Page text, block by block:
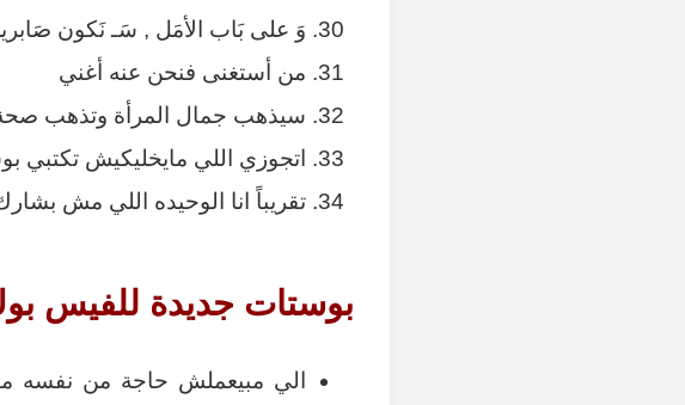
‏وَ على بَاب الأمَل , سَـ نَكون
من أستغنى فنحن عنه أغني
سيذهب جمال المرأة وتذهب صحة
اتجوزي اللي مايخليكيش تكتبي
تقريباً انا الوحيده اللي مش
بوستات جديدة للفيس
الي مبيعملش حاجة من نفسه